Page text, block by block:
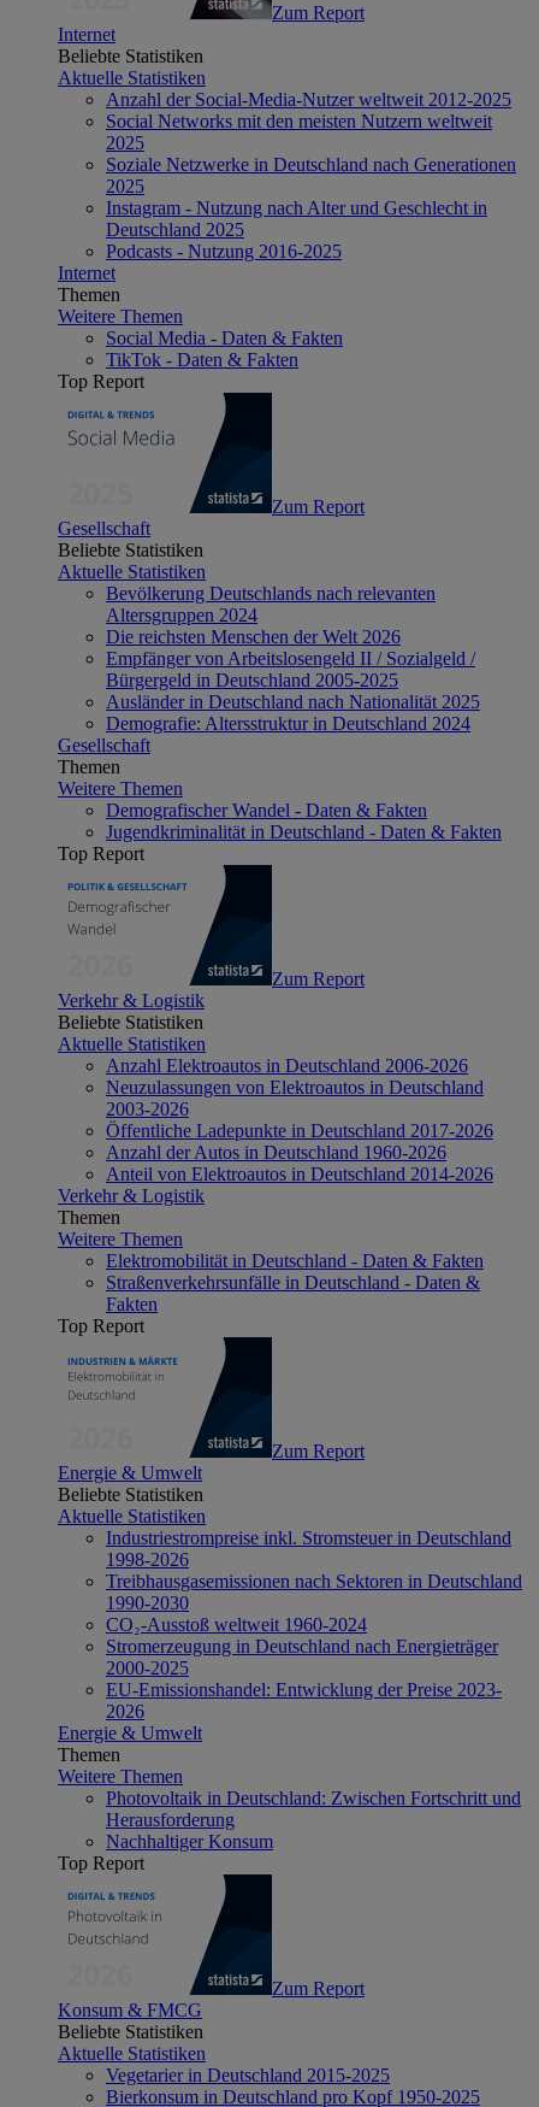
Zum Report
Internet
Beliebte Statistiken
Aktuelle Statistiken
Anzahl der Social-Media-Nutzer weltweit 2012-2025
Social Networks mit den meisten Nutzern weltweit
2025
Soziale Netzwerke in Deutschland nach Generationen
2025
Instagram - Nutzung nach Alter und Geschlecht in
Deutschland 2025
Podcasts - Nutzung 2016-2025
Internet
Themen
Weitere Themen
Social Media - Daten & Fakten
TikTok - Daten & Fakten
Top Report
Zum Report
Gesellschaft
Beliebte Statistiken
Aktuelle Statistiken
Bevölkerung Deutschlands nach relevanten
Altersgruppen 2024
Die reichsten Menschen der Welt 2026
Empfänger von Arbeitslosengeld II / Sozialgeld /
Bürgergeld in Deutschland 2005-2025
Ausländer in Deutschland nach Nationalität 2025
Demografie: Altersstruktur in Deutschland 2024
Gesellschaft
Themen
Weitere Themen
Demografischer Wandel - Daten & Fakten
Jugendkriminalität in Deutschland - Daten & Fakten
Top Report
Zum Report
Verkehr & Logistik
Beliebte Statistiken
Aktuelle Statistiken
Anzahl Elektroautos in Deutschland 2006-2026
Neuzulassungen von Elektroautos in Deutschland
2003-2026
Öffentliche Ladepunkte in Deutschland 2017-2026
Anzahl der Autos in Deutschland 1960-2026
Anteil von Elektroautos in Deutschland 2014-2026
Verkehr & Logistik
Themen
Weitere Themen
Elektromobilität in Deutschland - Daten & Fakten
Straßenverkehrsunfälle in Deutschland - Daten &
Fakten
Top Report
Zum Report
Energie & Umwelt
Beliebte Statistiken
Aktuelle Statistiken
Industriestrompreise inkl. Stromsteuer in Deutschland
1998-2026
Treibhausgasemissionen nach Sektoren in Deutschland
1990-2030
CO₂-Ausstoß weltweit 1960-2024
Stromerzeugung in Deutschland nach Energieträger
2000-2025
EU-Emissionshandel: Entwicklung der Preise 2023-
2026
Energie & Umwelt
Themen
Weitere Themen
Photovoltaik in Deutschland: Zwischen Fortschritt und
Herausforderung
Nachhaltiger Konsum
Top Report
Zum Report
Konsum & FMCG
Beliebte Statistiken
Aktuelle Statistiken
Vegetarier in Deutschland 2015-2025
Bierkonsum in Deutschland pro Kopf 1950-2025